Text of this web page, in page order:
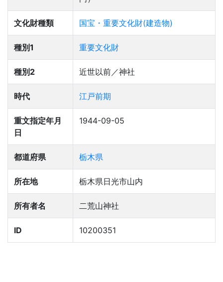
文化財種類 国宝・重要文化財(建造物)
種別1 重要文化財
種別2 近世以前／神社
時代 江戸前期
重文指定年月
日
1944-09-05
都道府県 栃木県
所在地 栃木県日光市山内
所有者名 二荒山神社
ID 10200351